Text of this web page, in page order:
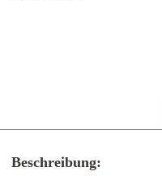
Beschreibung: